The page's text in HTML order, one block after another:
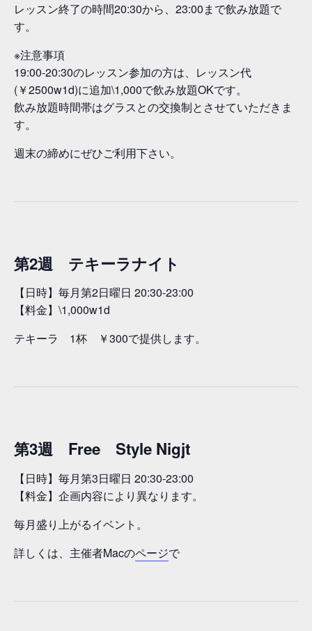
レッスン終了の時間20:30から、23:00まで飲み放題で
す。
※注意事項
19:00-20:30のレッスン参加の方は、レッスン代
(￥2500w1d)に追加\1,000で飲み放題OKです。
飲み放題時間帯はグラスとの交換制とさせていただきま
す。
週末の締めにぜひご利用下さい。
第2週 テキーラナイト
【日時】毎月第2日曜日 20:30-23:00
【料金】\1,000w1d
テキーラ 1杯 ￥300で提供します。
第3週 Free Style Nigjt
【日時】毎月第3日曜日 20:30-23:00
【料金】企画内容により異なります。
毎月盛り上がるイベント。
詳しくは、主催者Macのページで